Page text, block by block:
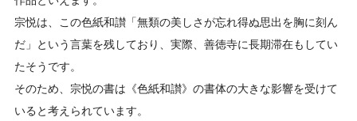
宗悦は、この色紙和讃「無類の美しさが忘れ得ぬ思出を胸に刻ん
だ」という言葉を残しており、実際、善徳寺に長期滞在もしてい
たそうです。
そのため、宗悦の書は《色紙和讃》の書体の大きな影響を受けて
いると考えられています。